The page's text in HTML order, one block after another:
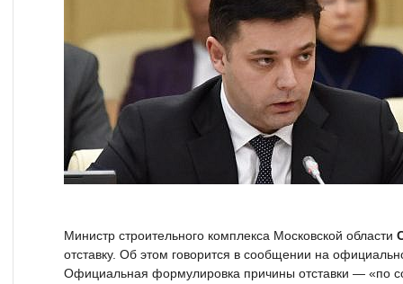
Министр строительного комплекса Московской области
отставку. Об этом говорится в сообщении на
Официальная формулировка причины отставки — «по